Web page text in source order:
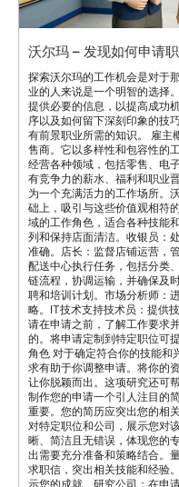
沃尔玛 – 发现如何申请
探索沃尔玛的工作机会是对于
业的人来说是一个明智的选择
提供必要的信息，以提高成功
序以及如何留下深刻印象的技
有前景职业所需的知识。 雇主
售商。它以多样性和包容性的
经营各种领域，包括零售、电
有竞争力的薪水、福利和职业
为一个充满活力的工作场所。
础上，吸引与这些价值观相符
域的工作角色，适合各种技能
列和保持店面清洁。收银员：
准确。店长：监督店铺运营，
配送中心执行任务，包括分类
链流程，协调运输，并确保及
聘和培训计划。市场分析师：
略。IT技术支持技术员：提供
请在申请之前，了解工作要求
的。将申请定制到特定职位可
角色 对于确定符合你的技能和
求有助于你调整申请。将你的
让你脱颖而出。这项研究还可
制作您的申请一个引人注目的
重要。您的简历应突出您的相
对特定职位和公司，展示您对
晰、简洁且无错误，体现您的
出需要充分准备和策略结合。
求职信，突出相关技能和经验
示您的成就。研究公司：在申